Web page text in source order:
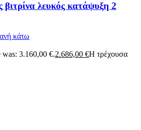
λευκός κατάψυξη 2
κάτω
3.160,00 €.2.686,00 €Η τρέχουσα